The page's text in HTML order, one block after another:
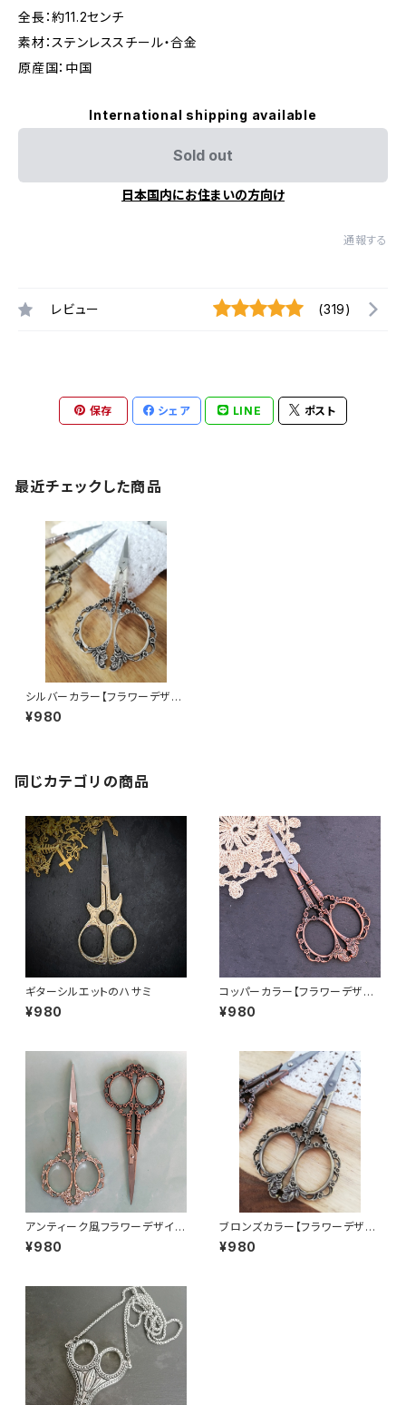
全長：約11.2センチ
素材：ステンレススチール・合金
原産国：中国
International shipping available
Sold out
日本国内にお住まいの方向け
通報する
レビュー (319)
保存 シェア LINE ポスト
最近チェックした商品
シルバーカラー【フラワーデザイ
ンアンティーク風シザー】手芸用
はさみ
¥980
同じカテゴリの商品
ギターシルエットのハサミ
¥980
コッパーカラー【フラワーデザイ
ンアンティーク風シザー】手芸用
はさみ
¥980
アンティーク風フラワーデザイン
シザー（12センチ）
¥980
ブロンズカラー【フラワーデザイ
ンアンティーク風シザー】手芸用
はさみ
¥980